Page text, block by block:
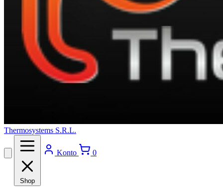
Thermosystems S.R.L.
Shop
Konto 0